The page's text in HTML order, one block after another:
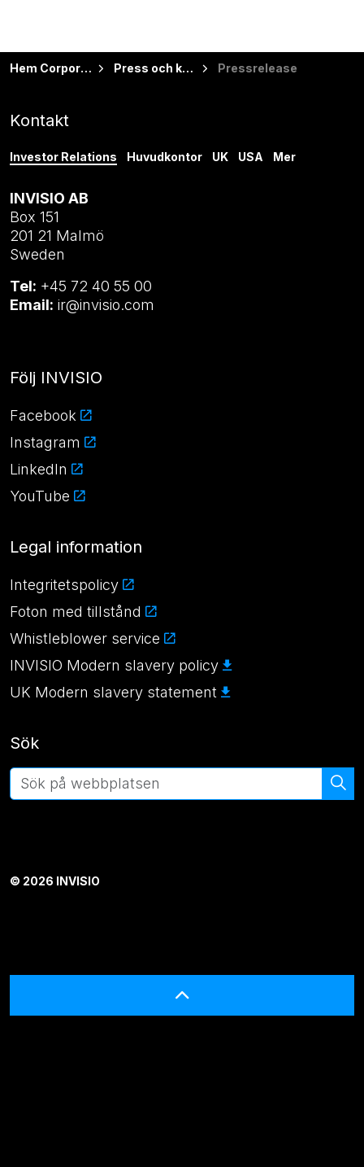
Hem Corporate Press och kalender Pressrelease
Kontakt
Investor Relations Huvudkontor UK USA Mer
INVISIO AB
Box 151
201 21 Malmö
Sweden
Tel: +45 72 40 55 00
Email: ir@invisio.com
Följ INVISIO
Facebook
Instagram
LinkedIn
YouTube
Legal information
Integritetspolicy
Foton med tillstånd
Whistleblower service
INVISIO Modern slavery policy
UK Modern slavery statement
Sök
© 2026 INVISIO